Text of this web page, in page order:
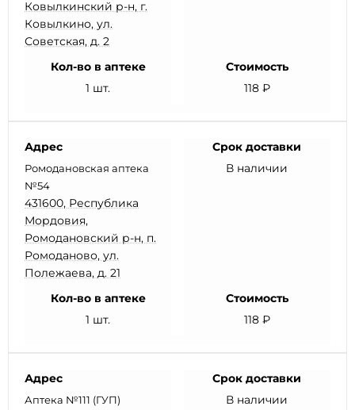
Ковылкинский р-н, г.
Ковылкино, ул.
Советская, д. 2
Кол-во в аптеке
1 шт.
Стоимость
118 ₽
Адрес
Ромодановская аптека
№54
431600, Республика
Мордовия,
Ромодановский р-н, п.
Ромоданово, ул.
Полежаева, д. 21
Срок доставки
В наличии
Кол-во в аптеке
1 шт.
Стоимость
118 ₽
Адрес
Аптека №111 (ГУП)
Срок доставки
В наличии